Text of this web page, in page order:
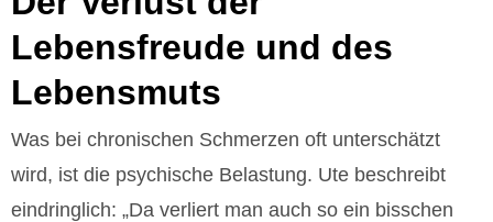
Lebensfreude und des
Lebensmuts
Was bei chronischen Schmerzen oft unterschätzt
wird, ist die psychische Belastung. Ute beschreibt
eindringlich: „Da verliert man auch so ein bisschen